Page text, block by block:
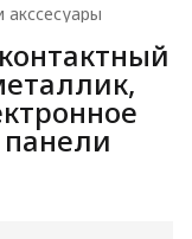
акссесуары